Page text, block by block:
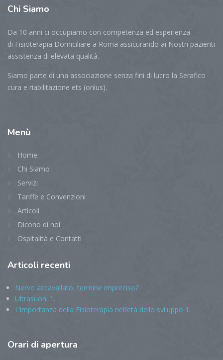
Chi Siamo
Da 10 anni ci occupiamo con competenza ed esperienza
di Fisioterapia Domiciliare a Roma assicurando ai Nostri pazienti
assistenza di elevata qualità.
Siamo parte di una associazione senza fini di lucro la Serafico
cura e riabilitazione ets (onlus).
Menù
Home
Chi Siamo
Servizi
Tariffe e Convenzioni
Articoli
Dicono di noi
Ospitalità e Contatti
Articoli recenti
Nervo accavallato, termine impreciso?
Ultrasuoni 1.
L’importanza della Fisioterapia nell’età dello sviluppo 1.
Orari di apertura